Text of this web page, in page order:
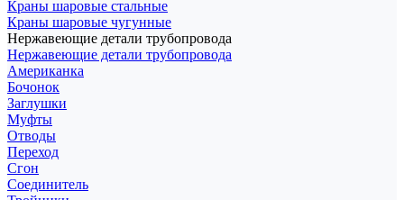
Краны шаровые стальные
Краны шаровые чугунные
Нержавеющие детали трубопровода
Нержавеющие детали трубопровода
Американка
Бочонок
Заглушки
Муфты
Отводы
Переход
Сгон
Соединитель